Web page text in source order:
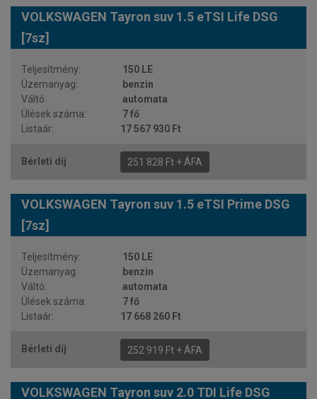
VOLKSWAGEN Tayron suv 1.5 eTSI Life DSG
[7sz]
150 LE
benzin
automata
7 fő
17 567 930 Ft
251 828 Ft + ÁFA
VOLKSWAGEN Tayron suv 1.5 eTSI Prime DSG
[7sz]
150 LE
benzin
automata
7 fő
17 668 260 Ft
252 919 Ft + ÁFA
VOLKSWAGEN Tayron suv 2.0 TDI Life DSG